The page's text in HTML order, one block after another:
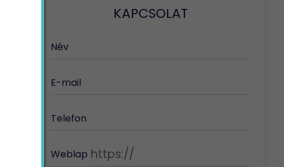
KAPCSOLAT
Név
E-mail
Telefon
Weblap